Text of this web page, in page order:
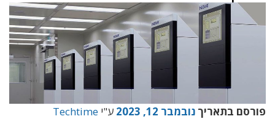
פורסם בתאריך נובמבר 12, 2023 ע"י Techtime